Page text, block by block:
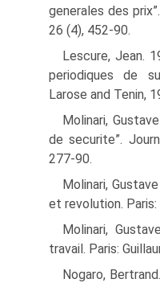
generales des
26 (4), 452-90.
Lescure, Jean.
periodiques de
Larose and Tenin,
Molinari,
de securite”.
277-90.
Molinari,
et revolution. Paris:
Molinari,
travail. Paris:
Nogaro,